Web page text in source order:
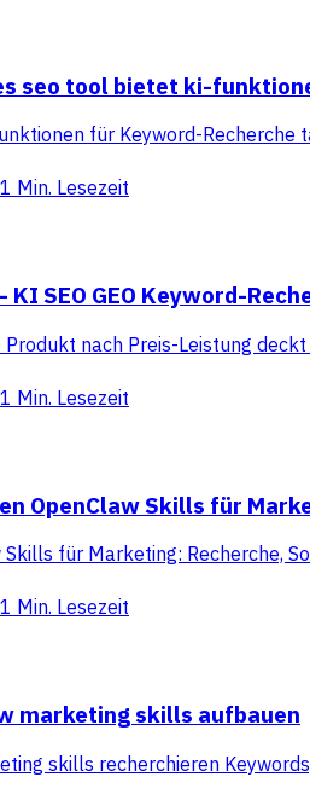
seo tool bietet ki-
für Keyword-
1 Min. Lesezeit
SEO GEO Keyword-
Produkt nach Preis-Leistung
1 Min. Lesezeit
OpenClaw Skills für
Skills für Marketing: Recherche,
1 Min. Lesezeit
marketing skills aufbauen
skills recherchieren